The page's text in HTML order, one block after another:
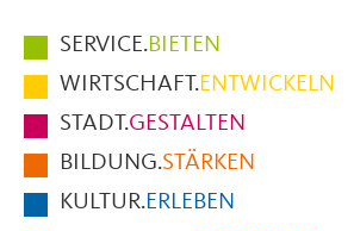
Hauptmenüpunkte
im
Fußbereich
der
Seite
SERVICE.BIETEN
WIRTSCHAFT.ENTWICKELN
STADT.GESTALTEN
BILDUNG.STÄRKEN
KULTUR.ERLEBEN